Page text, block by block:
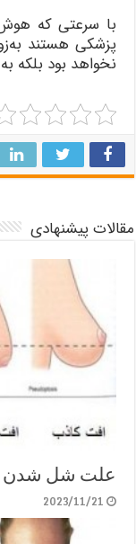
با سرعتی که
پزشکی هستند
نخواهد بود بلکه
مقالات پیشنهادی
علت شل شدن و
2023/11/21